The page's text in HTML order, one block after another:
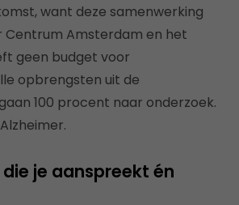
want deze samenwerking
Centrum Amsterdam en het
geen budget voor
opbrengsten uit de
100 procent naar onderzoek.
je aanspreekt én